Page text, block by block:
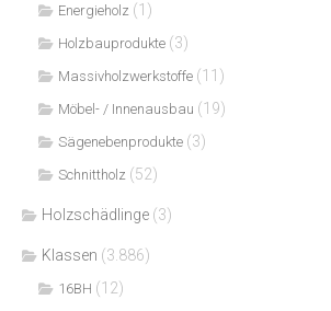
Energieholz (1)
Holzbauprodukte (3)
Massivholzwerkstoffe (11)
Möbel- / Innenausbau (19)
Sägenebenprodukte (3)
Schnittholz (52)
Holzschädlinge (3)
Klassen (3.886)
16BH (12)